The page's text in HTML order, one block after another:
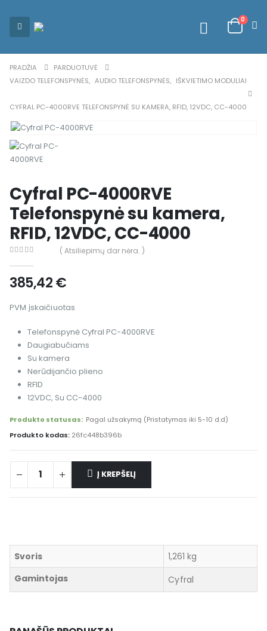
0
PRADŽIA
PARDUOTUVĖ
VAIZDO TELEFONSPYNĖS, AUDIO TELEFONSPYNĖS, IŠKVIETIMO MODULIAI
CYFRAL PC-4000RVE TELEFONSPYNĖ SU KAMERA, RFID, 12VDC, CC-4000
Cyfral PC-4000RVE
Telefonspynė su kamera,
RFID, 12VDC, CC-4000
( Atsiliepimų dar nėra. )
385,42€
PVM įskaičiuotas
Telefonspynė Cyfral PC-4000RVE
Daugiabučiams
Su kamera
Nerūdijančio plieno
RFID
12VDC, Su CC-4000
Produkto statusas: Pagal užsakymą (Pristatymas iki 5-10 d.d)
Produkto kodas: 26fc448b396b
Į KREPŠELĮ
Svoris
1,261 kg
Gamintojas
Cyfral